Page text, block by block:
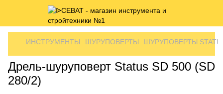
ИНСТРУМЕНТЫ ШУРУПОВЕРТЫ ШУРУПОВЕРТЫ
Дрель-шуруповерт Status SD 500 (SD
280/2)